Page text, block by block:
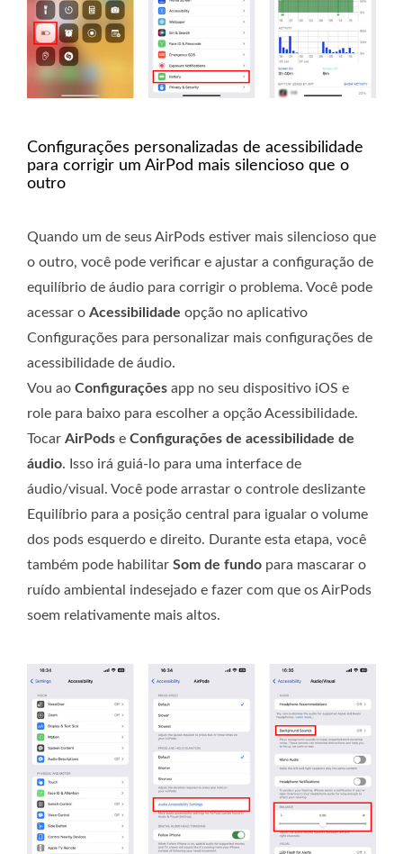
Configurações personalizadas de acessibilidade
para corrigir um AirPod mais silencioso que o
outro
Quando um de seus AirPods estiver mais silencioso que
o outro, você pode verificar e ajustar a configuração de
equilíbrio de áudio para corrigir o problema. Você pode
acessar o Acessibilidade opção no aplicativo
Configurações para personalizar mais configurações de
acessibilidade de áudio.
Vou ao Configurações app no ​​seu dispositivo iOS e
role para baixo para escolher a opção Acessibilidade.
Tocar AirPods e Configurações de acessibilidade de
áudio. Isso irá guiá-lo para uma interface de
áudio/visual. Você pode arrastar o controle deslizante
Equilíbrio para a posição central para igualar o volume
dos pods esquerdo e direito. Durante esta etapa, você
também pode habilitar Som de fundo para mascarar o
ruído ambiental indesejado e fazer com que os AirPods
soem relativamente mais altos.